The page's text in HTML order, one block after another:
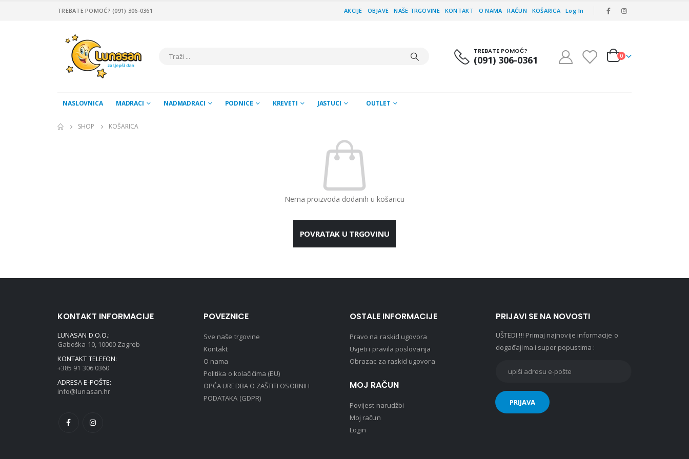
TREBATE POMOĆ? (091) 306-0361 AKCIJE OBJAVE NAŠE TRGOVINE KONTAKT O NAMA RAČUN KOŠARICA Log In
TREBATE POMOĆ?
(091) 306-0361 0
NASLOVNICA MADRACI NADMADRACI PODNICE KREVETI JASTUCI OUTLET
SHOP KOŠARICA
Nema proizvoda dodanih u košaricu
POVRATAK U TRGOVINU
KONTAKT INFORMACIJE
LUNASAN D.O.O.:
Gaboška 10, 10000 Zagreb
KONTAKT TELEFON:
+385 91 306 0360
ADRESA E-POŠTE:
info@lunasan.hr
POVEZNICE
Sve naše trgovine
Kontakt
O nama
Politika o kolačićima (EU)
OPĆA UREDBA O ZAŠTITI OSOBNIH
PODATAKA (GDPR)
OSTALE INFORMACIJE
Pravo na raskid ugovora
Uvjeti i pravila poslovanja
Obrazac za raskid ugovora
MOJ RAČUN
Povijest narudžbi
Moj račun
Login
PRIJAVI SE NA NOVOSTI
UŠTEDI !!! Primaj najnovije informacije o
događajima i super popustima :